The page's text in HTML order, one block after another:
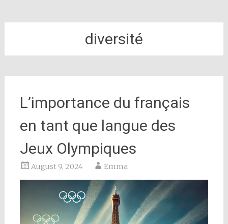
diversité
L’importance du français
en tant que langue des
Jeux Olympiques
August 9, 2024 Emma